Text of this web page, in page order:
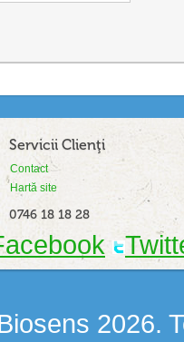
Servicii Clienţi
Contact
Hartă site
0746 18 18 28
2026.